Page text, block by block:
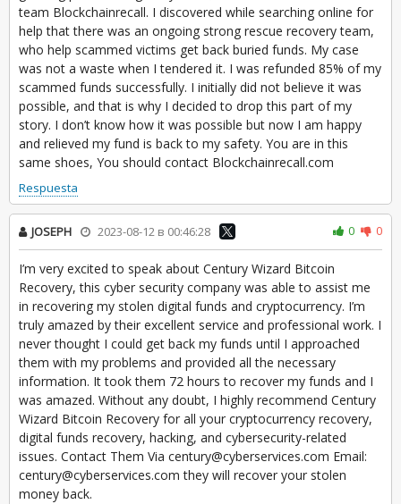
team Blockchainrecall. I discovered while searching online for
help that there was an ongoing strong rescue recovery team,
who help scammed victims get back buried funds. My case
was not a waste when I tendered it. I was refunded 85% of my
scammed funds successfully. I initially did not believe it was
possible, and that is why I decided to drop this part of my
story. I don’t know how it was possible but now I am happy
and relieved my fund is back to my safety. You are in this
same shoes, You should contact Blockchainrecall.com
Respuesta
JOSEPH 2023-08-12 в 00:46:28 0 0
I’m very excited to speak about Century Wizard Bitcoin
Recovery, this cyber security company was able to assist me
in recovering my stolen digital funds and cryptocurrency. I’m
truly amazed by their excellent service and professional work. I
never thought I could get back my funds until I approached
them with my problems and provided all the necessary
information. It took them 72 hours to recover my funds and I
was amazed. Without any doubt, I highly recommend Century
Wizard Bitcoin Recovery for all your cryptocurrency recovery,
digital funds recovery, hacking, and cybersecurity-related
issues. Contact Them Via century@cyberservices.com Email:
century@cyberservices.com they will recover your stolen
money back.